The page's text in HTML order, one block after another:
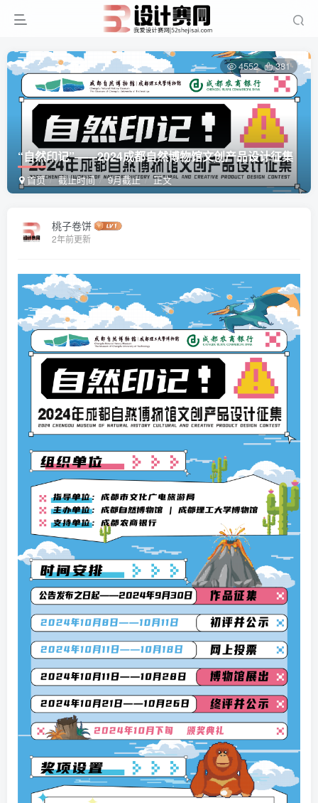
“自然印记”——2024成都自然博物馆文创产品设计征集
首页 截止时间 9月截止 正文
4552 381
桃子卷饼
2年前更新